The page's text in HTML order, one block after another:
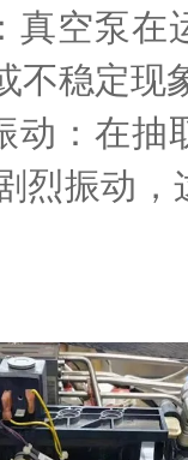
真空泵在
不稳定现
动：在抽
烈振动